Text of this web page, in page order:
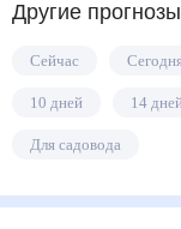
Другие прогнозы
Сейчас
10 дней 14
Для садовода